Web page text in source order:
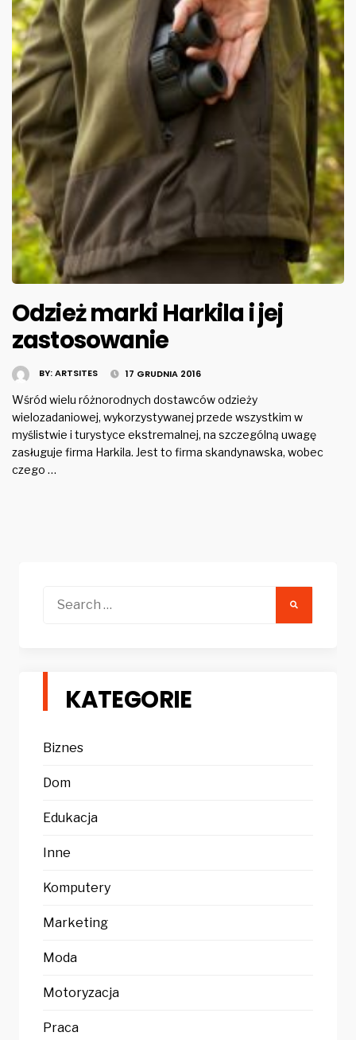
Odzież marki Harkila i jej
zastosowanie
BY:ARTSITES 17 GRUDNIA 2016
Wśród wielu różnorodnych dostawców odzieży
wielozadaniowej, wykorzystywanej przede wszystkim w
myślistwie i turystyce ekstremalnej, na szczególną uwagę
zasługuje firma Harkila. Jest to firma skandynawska, wobec
czego …
Search
KATEGORIE
Biznes
Dom
Edukacja
Inne
Komputery
Marketing
Moda
Motoryzacja
Praca